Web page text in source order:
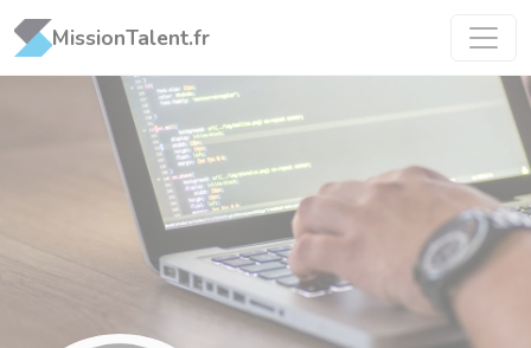
MissionTalent.fr
Panneau de gestion des cookies